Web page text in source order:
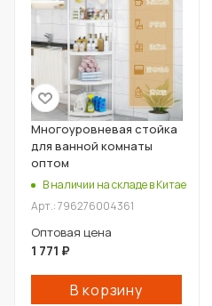
Многоуровневая стойка
для ванной комнаты
оптом
В наличии на складе в Китае
Арт.: 796276004361
Оптовая цена
1 771 ₽
В корзину